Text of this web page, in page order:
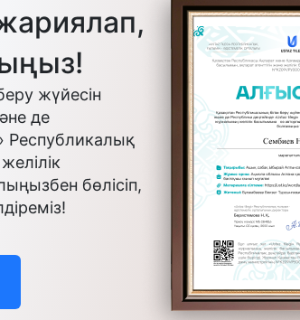
жүйесін
де
Республикалық
бөлісіп,